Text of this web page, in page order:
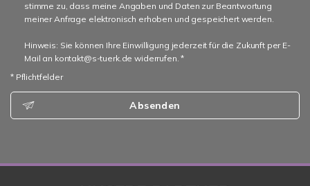
stimme zu, dass meine Angaben und Daten zur Beantwortung
meiner Anfrage elektronisch erhoben und gespeichert werden.
Hinweis: Sie können Ihre Einwilligung jederzeit für die Zukunft per E-
Mail an kontakt@s-tuerk.de widerrufen. *
* Pflichtfelder
Absenden